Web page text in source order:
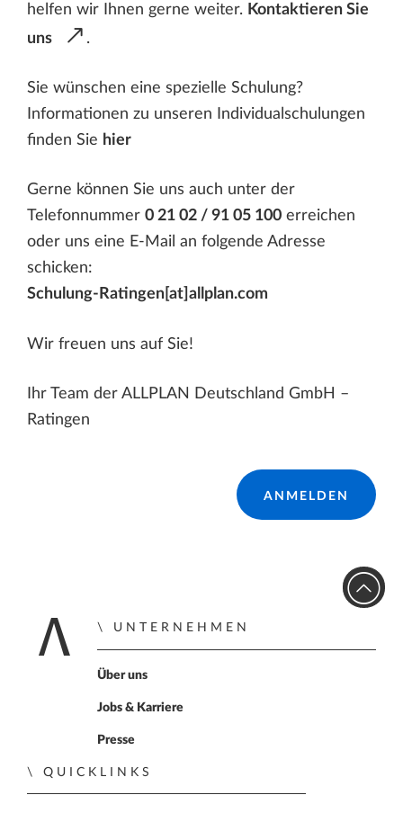
helfen wir Ihnen gerne weiter. Kontaktieren Sie
uns
.
Sie wünschen eine spezielle Schulung?
Informationen zu unseren Individualschulungen
finden Sie hier
Gerne können Sie uns auch unter der
Telefonnummer 0 21 02 / 91 05 100 erreichen
oder uns eine E-Mail an folgende Adresse
schicken:
Schulung-Ratingen[at]allplan.com
Wir freuen uns auf Sie!
Ihr Team der ALLPLAN Deutschland GmbH –
Ratingen
ANMELDEN
Zur Startseite
UNTERNEHMEN
Über uns
Jobs & Karriere
Presse
QUICKLINKS